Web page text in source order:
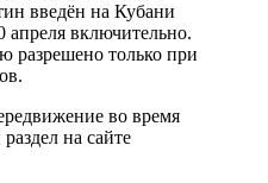
введён на Кубани
апреля включительно.
разрешено только при
во время
на сайте